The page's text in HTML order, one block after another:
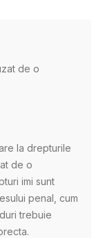
de o
la drepturile
de o
imi sunt
penal, cum
trebuie